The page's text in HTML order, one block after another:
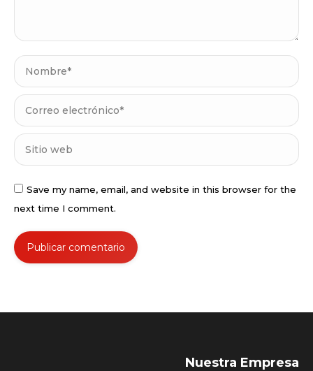
Nombre *
Correo electrónico *
Sitio web
Save my name, email, and website in this browser for the
next time I comment.
Publicar comentario
Nuestra Empresa